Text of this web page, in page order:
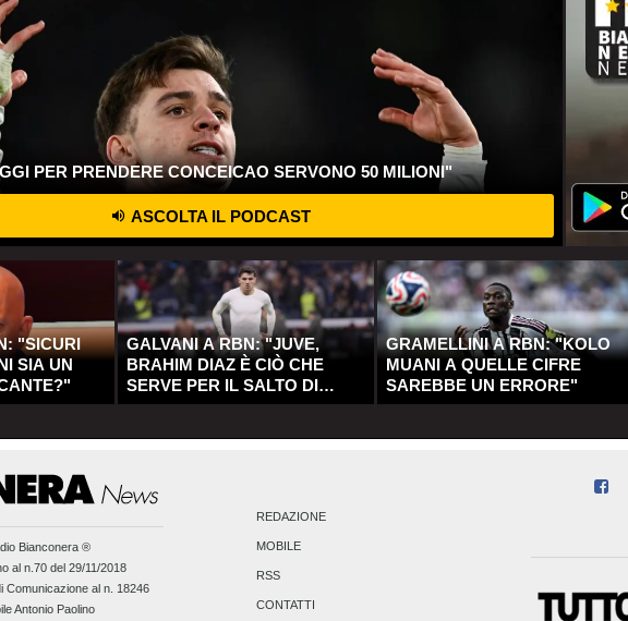
PER PRENDERE CONCEICAO SERVONO 50 MILIONI"
ASCOLTA IL PODCAST
"SICURI
SIA UN
GALVANI A RBN: "JUVE,
BRAHIM DIAZ È CIÒ CHE
SERVE PER IL SALTO DI
QUALITÀ"
GRAMELLINI A RBN: "KOLO
MUANI A QUELLE CIFRE
SAREBBE UN ERRORE"
Bianconera ®
al n.70 del 29/11/2018
Comunicazione al n. 18246
Antonio Paolino
REDAZIONE
MOBILE
RSS
CONTATTI